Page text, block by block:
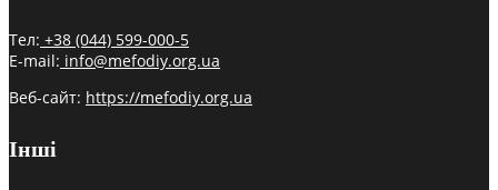
Тел: +38 (044) 599-000-5
E-mail: info@mefodiy.org.ua
Веб-сайт: https://mefodiy.org.ua
Інші